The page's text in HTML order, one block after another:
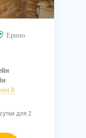
Ерино
8
для 2